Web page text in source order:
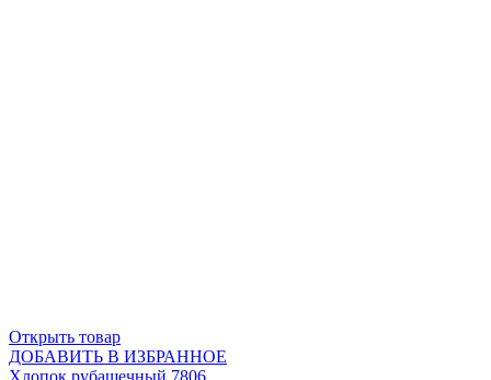
Открыть товар
ДОБАВИТЬ В ИЗБРАННОЕ
Хлопок рубашечный 7806